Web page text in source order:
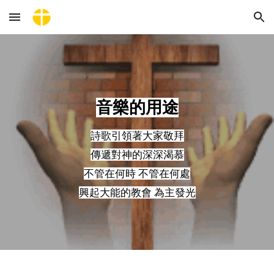
Skip to main content Skip to navigation
音樂的用途
詩歌引領著大家敬拜
傳遞對神的深深渴慕
不管在何時 不管在何處
興起大能的教會 為主發光